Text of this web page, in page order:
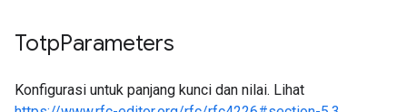
TotpParameters
Konfigurasi untuk panjang kunci dan nilai. Lihat